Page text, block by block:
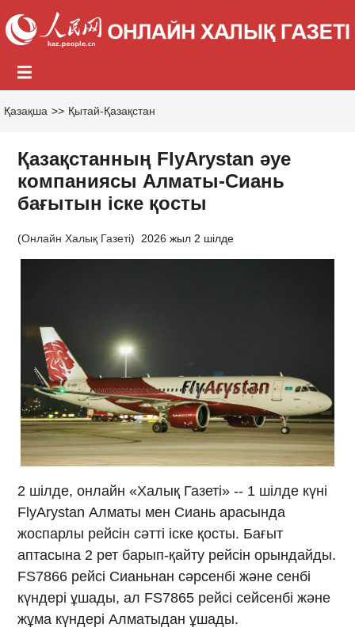
Қазақша >> Қытай-Қазақстан
Қазақстанның FlyArystan әуе
компаниясы Алматы-Сиань
бағытын іске қосты
(Онлайн Халық Газеті) 2026 жыл 2 шілде
2 шілде, онлайн «Халық Газеті» -- 1 шілде күні
FlyArystan Алматы мен Сиань арасында
жоспарлы рейсін сәтті іске қосты. Бағыт
аптасына 2 рет барып-қайту рейсін орындайды.
FS7866 рейсі Сианьнан сәрсенбі және сенбі
күндері ұшады, ал FS7865 рейсі сейсенбі және
жұма күндері Алматыдан ұшады.